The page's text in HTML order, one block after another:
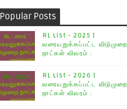
Popular Posts
RL List - 2025 |
வரையறுக்கப்பட்ட விடுமுறை
நாட்கள் விவரம் :
RL List - 2026 |
வரையறுக்கப்பட்ட விடுமுறை
நாட்கள் விவரம் :